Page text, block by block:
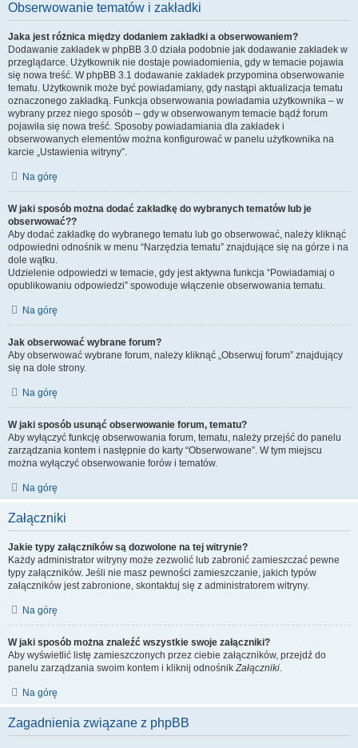
Obserwowanie tematów i zakładki
Jaka jest różnica między dodaniem zakładki a obserwowaniem?
Dodawanie zakładek w phpBB 3.0 działa podobnie jak dodawanie zakładek w
przeglądarce. Użytkownik nie dostaje powiadomienia, gdy w temacie pojawia
się nowa treść. W phpBB 3.1 dodawanie zakładek przypomina obserwowanie
tematu. Użytkownik może być powiadamiany, gdy nastąpi aktualizacja tematu
oznaczonego zakładką. Funkcja obserwowania powiadamia użytkownika – w
wybrany przez niego sposób – gdy w obserwowanym temacie bądź forum
pojawiła się nowa treść. Sposoby powiadamiania dla zakładek i
obserwowanych elementów można konfigurować w panelu użytkownika na
karcie „Ustawienia witryny”.
Na górę
W jaki sposób można dodać zakładkę do wybranych tematów lub je
obserwować??
Aby dodać zakładkę do wybranego tematu lub go obserwować, należy kliknąć
odpowiedni odnośnik w menu “Narzędzia tematu” znajdujące się na górze i na
dole wątku.
Udzielenie odpowiedzi w temacie, gdy jest aktywna funkcja “Powiadamiaj o
opublikowaniu odpowiedzi” spowoduje włączenie obserwowania tematu.
Na górę
Jak obserwować wybrane forum?
Aby obserwować wybrane forum, należy kliknąć „Obserwuj forum” znajdujący
się na dole strony.
Na górę
W jaki sposób usunąć obserwowanie forum, tematu?
Aby wyłączyć funkcję obserwowania forum, tematu, należy przejść do panelu
zarządzania kontem i następnie do karty “Obserwowane”. W tym miejscu
można wyłączyć obserwowanie forów i tematów.
Na górę
Załączniki
Jakie typy załączników są dozwolone na tej witrynie?
Każdy administrator witryny może zezwolić lub zabronić zamieszczać pewne
typy załączników. Jeśli nie masz pewności zamieszczanie, jakich typów
załączników jest zabronione, skontaktuj się z administratorem witryny.
Na górę
W jaki sposób można znaleźć wszystkie swoje załączniki?
Aby wyświetlić listę zamieszczonych przez ciebie załączników, przejdź do
panelu zarządzania swoim kontem i kliknij odnośnikZałączniki.
Na górę
Zagadnienia związane z phpBB